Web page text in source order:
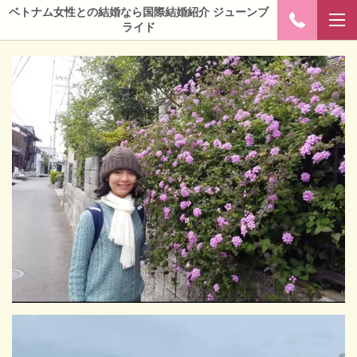
ベトナム女性との結婚なら国際結婚紹介 ジューンブ
ライド